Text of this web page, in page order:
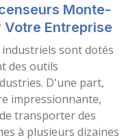
Monte-
Entreprise
sont dotés
des outils
D'une part,
impressionnante,
transporter des
à plusieurs dizaines